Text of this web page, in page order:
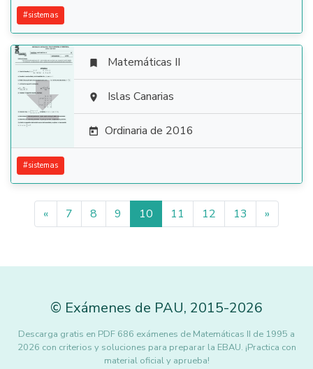
#sistemas

 Matemáticas II
 Islas Canarias
 Ordinaria de 2016
#sistemas
« 7 8 9 10 11 12 13 »
© Exámenes de PAU, 2015-2026
Descarga gratis en PDF 686 exámenes de Matemáticas II de 1995 a
2026 con criterios y soluciones para preparar la EBAU. ¡Practica con
material oficial y aprueba!